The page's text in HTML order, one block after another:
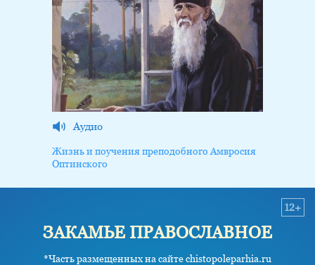
Аудио
Жизнь и поучения преподобного Амвросия
Оптинского
ЗАКАМЬЕ ПРАВОСЛАВНОЕ
*Часть размещенных на сайте chistopoleparhia.ru
12+